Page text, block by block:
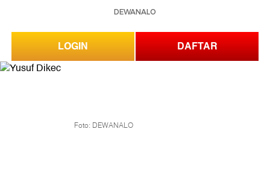
DEWANALO
LOGIN DAFTAR
Foto: DEWANALO